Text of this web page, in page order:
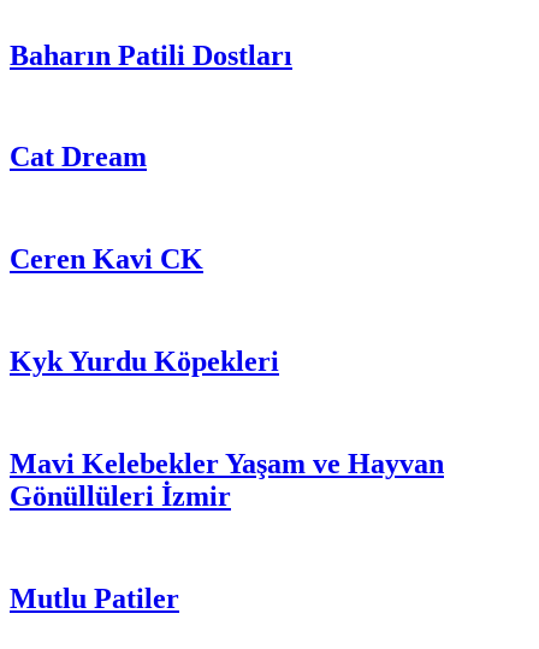
Baharın Patili Dostları
Cat Dream
Ceren Kavi CK
Kyk Yurdu Köpekleri
Mavi Kelebekler Yaşam ve Hayvan
Gönüllüleri İzmir
Mutlu Patiler